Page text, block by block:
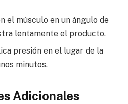
el músculo en un ángulo de
lentamente el producto.
presión en el lugar de la
minutos.
Adicionales